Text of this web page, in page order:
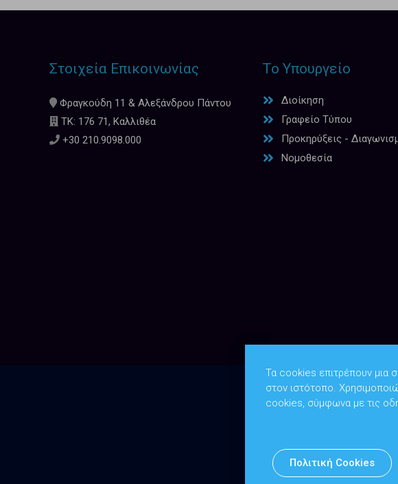
Στοιχεία Επικοινωνίας
Φραγκούδη 11 & Αλεξάνδρου Πάντου
ΤΚ: 176 71, Καλλιθέα
+30 210.9098.000
Το Υπουργείο
Διοίκηση
Γραφείο Τύπου
Προκηρύξεις -
Νομοθεσία
Copyright ©
Τα cookies επιτρέπουν μια
στον ιστότοπο.
cookies, σύμφωνα με τις
Πολιτική Cookies